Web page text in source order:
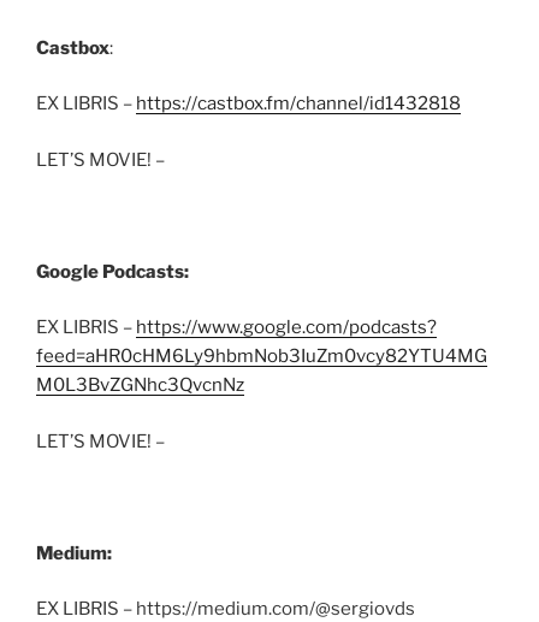
Castbox:
EX LIBRIS – https://castbox.fm/channel/id1432818
LET’S MOVIE! –
Google Podcasts:
EX LIBRIS – https://www.google.com/podcasts?
feed=aHR0cHM6Ly9hbmNob3IuZm0vcy82YTU4MG
M0L3BvZGNhc3QvcnNz
LET’S MOVIE! –
Medium:
EX LIBRIS – https://medium.com/@sergiovds